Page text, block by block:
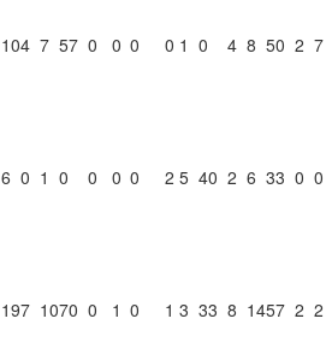
104 7 57 0 0 0 0 1 0 4 8 50 2 7
6 0 1 0 0 0 0 2 5 40 2 6 33 0 0
197 1070 0 1 0 1 3 33 8 1457 2 2